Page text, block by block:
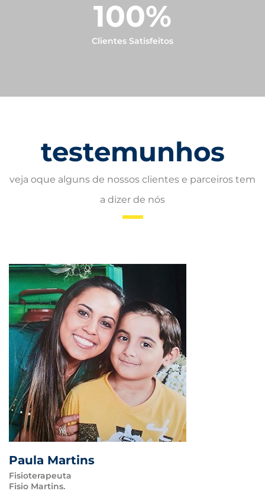
100%
Clientes Satisfeitos
testemunhos
veja oque alguns de nossos clientes e parceiros tem
a dizer de nós
Paula Martins
Fisioterapeuta
Fisio Martins.